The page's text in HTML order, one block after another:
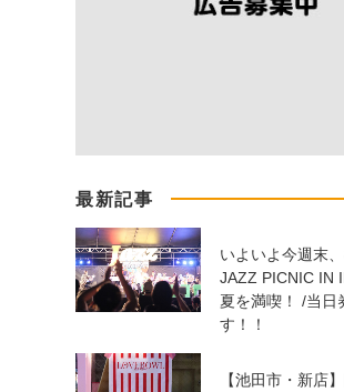
最新記事
いよいよ今週末、
JAZZ PICNIC IN
夏を満喫！ /当日
す！！
【池田市・新店